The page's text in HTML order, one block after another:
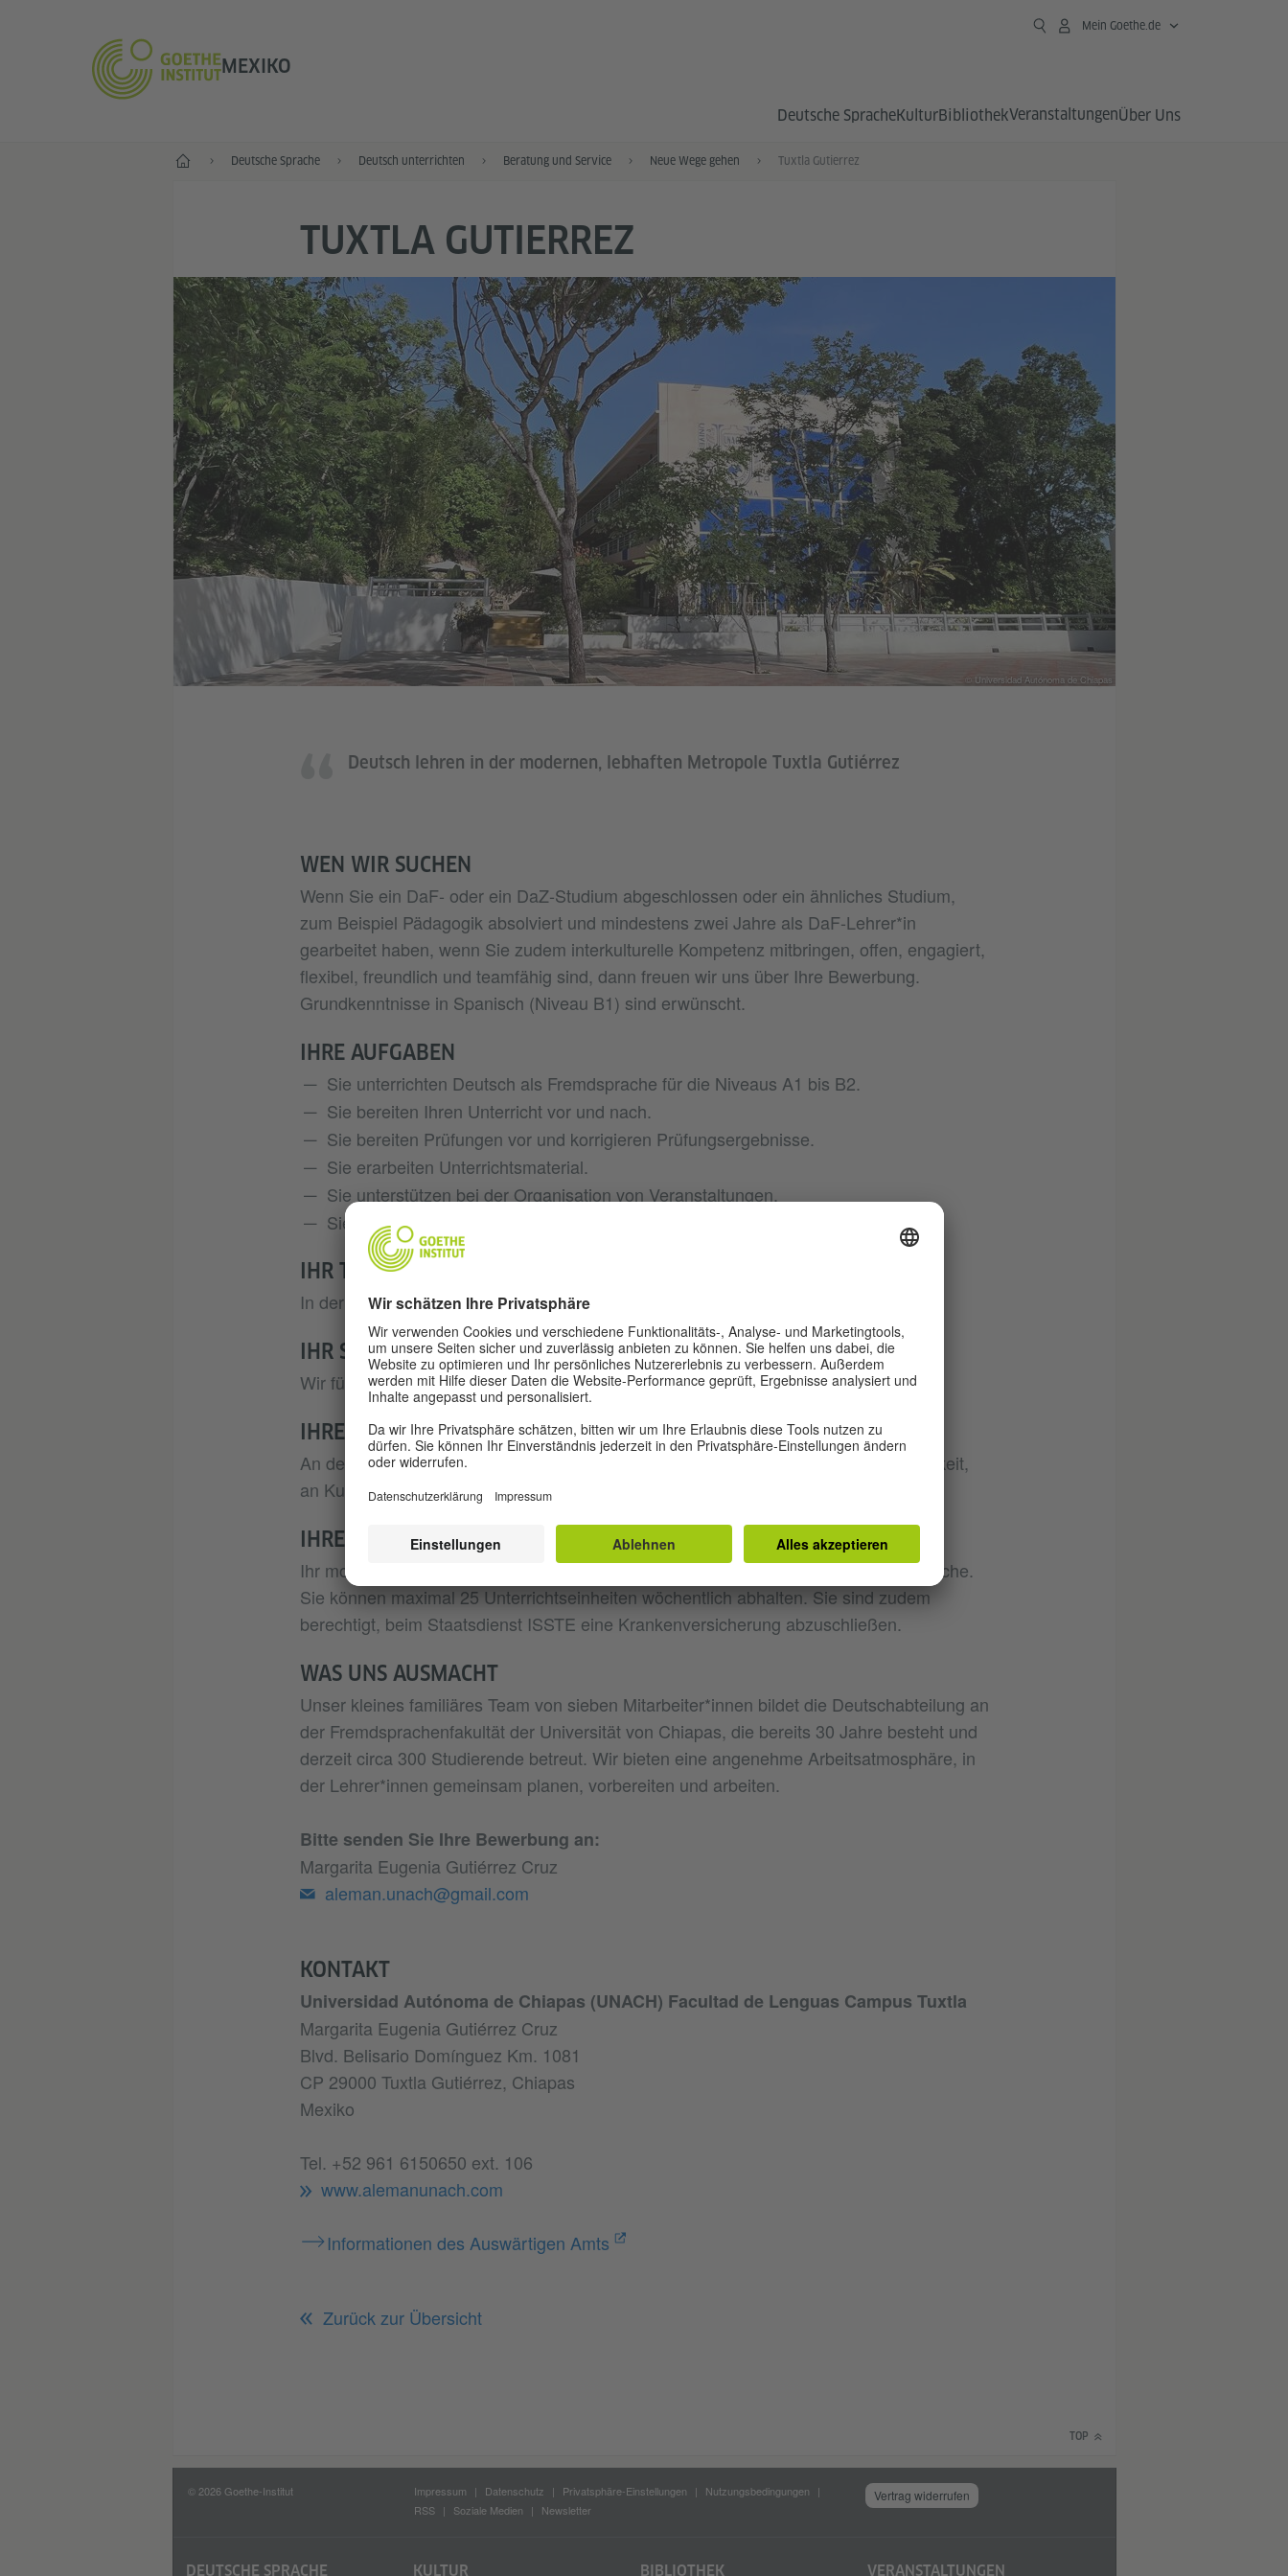
MEXIKO
Mein Goethe.de
Deutsche SpracheKulturBibliothekVeranstaltungenÜber Uns
Start Deutsche Sprache Deutsch unterrichten Beratung und Service Neue Wege gehen Tuxtla Gutierrez
TUXTLA GUTIERREZ
© Universidad Autónoma de Chiapas
Deutsch lehren in der modernen, lebhaften Metropole Tuxtla Gutiérrez
WEN WIR SUCHEN
Wenn Sie ein DaF- oder ein DaZ-Studium abgeschlossen oder ein ähnliches Studium,
zum Beispiel Pädagogik absolviert und mindestens zwei Jahre als DaF-Lehrer*in
gearbeitet haben, wenn Sie zudem interkulturelle Kompetenz mitbringen, offen, engagiert,
flexibel, freundlich und teamfähig sind, dann freuen wir uns über Ihre Bewerbung.
Grundkenntnisse in Spanisch (Niveau B1) sind erwünscht.
IHRE AUFGABEN
Sie unterrichten Deutsch als Fremdsprache für die Niveaus A1 bis B2.
Sie bereiten Ihren Unterricht vor und nach.
Sie bereiten Prüfungen vor und korrigieren Prüfungsergebnisse.
Sie erarbeiten Unterrichtsmaterial.
Sie unterstützen bei der Organisation von Veranstaltungen.
Sie bilden Englischlehrer aus
IHR TAGESABLAUF
In der Regel unterrichten Sie zwischen 13 Uhr und 20 Uhr.
IHR START BEI UNS
Wir führen ein persönliches Einführungsgespräch mit Ihnen.
IHRE QUALIFIZIERUNGSMÖGLICHKEITEN
An der Universität existiert eine strukturierte Förderung. Zudem besteht die Möglichkeit,
an Kursen und Seminaren des DAAD oder des Goethe-Instituts teilzunehmen.
IHRE VERGÜTUNG
Ihr monatliches Gehalt richtet sich nach den geleisteten Unterrichtseinheiten pro Woche.
Sie können maximal 25 Unterrichtseinheiten wöchentlich abhalten. Sie sind zudem
berechtigt, beim Staatsdienst ISSTE eine Krankenversicherung abzuschließen.
WAS UNS AUSMACHT
Unser kleines familiäres Team von sieben Mitarbeiter*innen bildet die Deutschabteilung an
der Fremdsprachenfakultät der Universität von Chiapas, die bereits 30 Jahre besteht und
derzeit circa 300 Studierende betreut. Wir bieten eine angenehme Arbeitsatmosphäre, in
der Lehrer*innen gemeinsam planen, vorbereiten und arbeiten.
Bitte senden Sie Ihre Bewerbung an:
Margarita Eugenia Gutiérrez Cruz
aleman.unach@gmail.com
KONTAKT
Universidad Autónoma de Chiapas (UNACH) Facultad de Lenguas Campus Tuxtla
Margarita Eugenia Gutiérrez Cruz
Blvd. Belisario Domínguez Km. 1081
CP 29000 Tuxtla Gutiérrez, Chiapas
Mexiko
Tel. +52 961 6150650 ext. 106
www.alemanunach.com
Informationen des Auswärtigen Amts
Zurück zur Übersicht
TOP
© 2026 Goethe-Institut Impressum Datenschutz Privatsphäre-Einstellungen
Nutzungsbedingungen
RSS
Soziale Medien Newsletter
Vertrag widerrufen
DEUTSCHE SPRACHE KULTUR BIBLIOTHEK VERANSTALTUNGEN